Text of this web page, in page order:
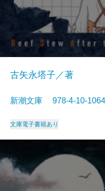
古矢永塔子／著
新潮文庫 978-4-10-
文庫電子書籍あり